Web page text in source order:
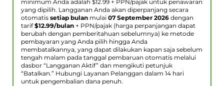
minimum Anda adalah $12.99 + PPN/pajak untuk penawaran
yang dipilih. Langganan Anda akan diperpanjang secara
otomatis setiap bulan mulai 07 September 2026 dengan
tarif$12.99/bulan + PPN/pajak (harga perpanjangan dapat
berubah dengan pemberitahuan sebelumnya) ke metode
pembayaran yang Anda pilih hingga Anda
membatalkannya, yang dapat dilakukan kapan saja sebelum
tengah malam pada tanggal pembaruan otomatis melalui
dasbor “Langganan Aktif” dan mengikuti petunjuk
“Batalkan.” Hubungi Layanan Pelanggan dalam 14 hari
untuk pengembalian dana penuh.